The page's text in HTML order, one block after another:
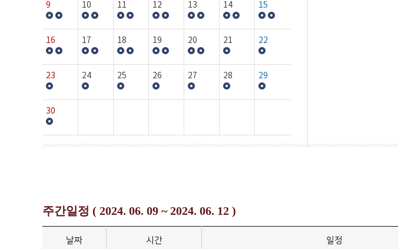
9 10 11 12 13 14 15
16 17 18 19 20 21 22
23 24 25 26 27 28 29
30
주간일정 ( 2024. 06. 09 ~ 2024. 06. 12 )
날짜 시간 일정